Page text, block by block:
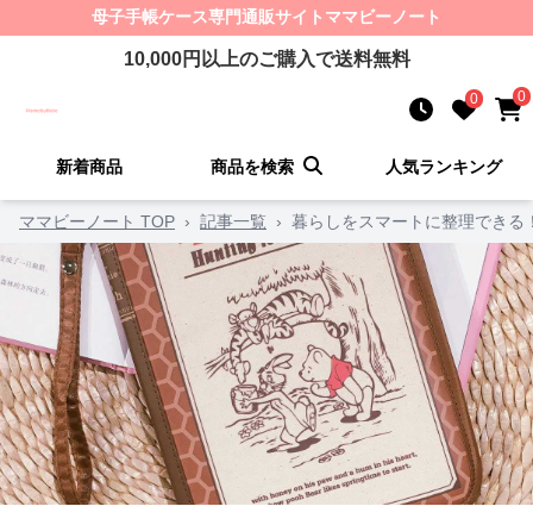
母子手帳ケース専門通販サイト ママビーノート
10,000円以上のご購入で送料無料
0 0
新着商品 商品を検索 人気ランキング
ママビーノート TOP › 記事一覧 › 暮らしをスマートに整理でき